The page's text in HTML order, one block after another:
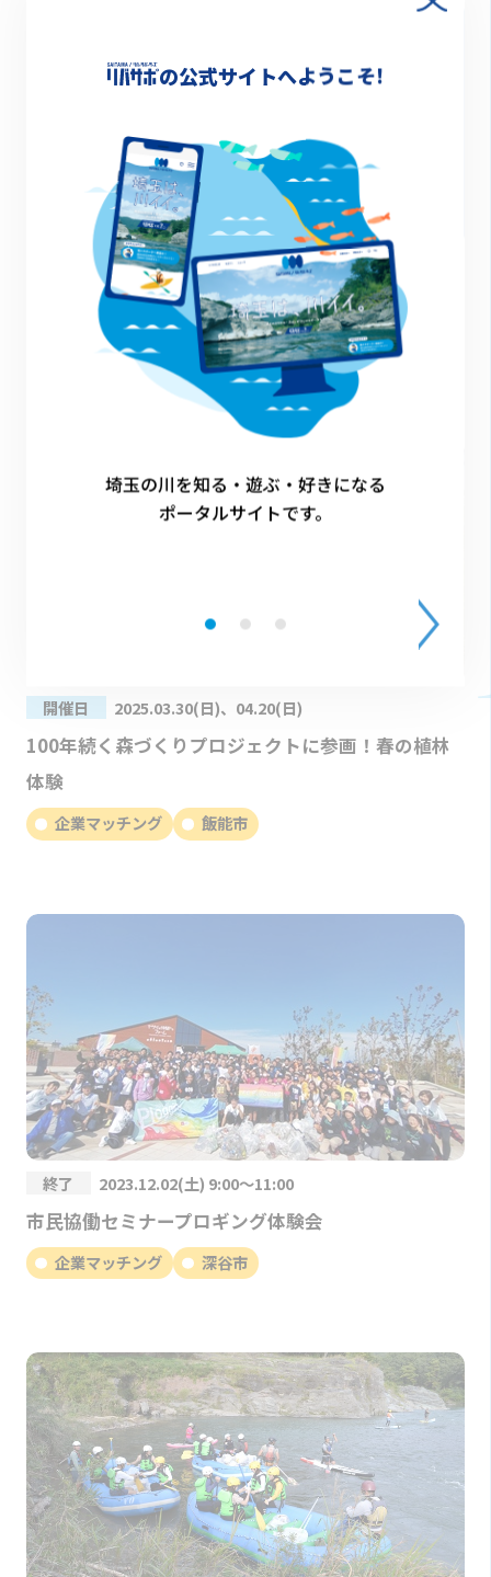
2025.04.05(土)8:30～16:00
エンジョイファミリーフィッシングinしらこばと
企業マッチング 越谷市
開催日 2025.03.30(日)、04.20(日)
100年続く森づくりプロジェクトに参画！春の植林
体験
企業マッチング 飯能市
終了 2023.12.02(土) 9:00～11:00
市民協働セミナープロギング体験会
企業マッチング 深谷市
の公式サイトへようこそ!
埼玉の川を知る・遊ぶ・好きになる
ポータルサイトです。